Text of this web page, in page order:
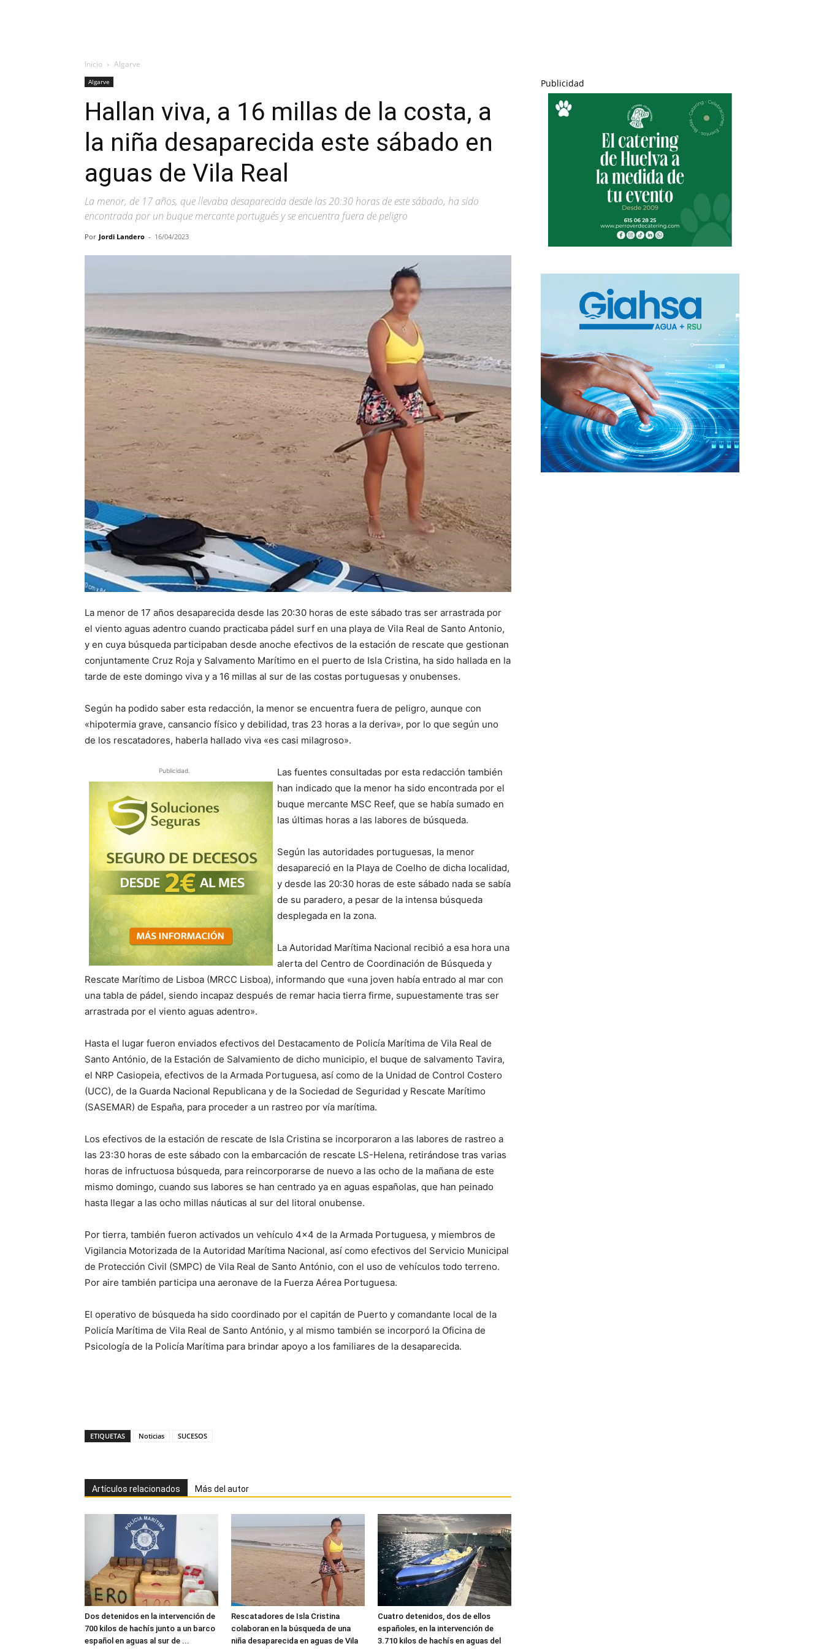
Inicio Algarve
Algarve
Hallan viva, a 16 millas de la costa, a
la niña desaparecida este sábado en
aguas de Vila Real
La menor, de 17 años, que llevaba desaparecida desde las 20:30 horas de este sábado, ha sido
encontrada por un buque mercante portugués y se encuentra fuera de peligro
Por Jordi Landero - 16/04/2023
La menor de 17 años desaparecida desde las 20:30 horas de este sábado tras ser arrastrada por
el viento aguas adentro cuando practicaba pádel surf en una playa de Vila Real de Santo Antonio,
y en cuya búsqueda participaban desde anoche efectivos de la estación de rescate que gestionan
conjuntamente Cruz Roja y Salvamento Marítimo en el puerto de Isla Cristina, ha sido hallada en la
tarde de este domingo viva y a 16 millas al sur de las costas portuguesas y onubenses.
Según ha podido saber esta redacción, la menor se encuentra fuera de peligro, aunque con
«hipotermia grave, cansancio físico y debilidad, tras 23 horas a la deriva», por lo que según uno
de los rescatadores, haberla hallado viva «es casi milagroso».
Publicidad.
Las fuentes consultadas por esta redacción también
han indicado que la menor ha sido encontrada por el
buque mercante MSC Reef, que se había sumado en
las últimas horas a las labores de búsqueda.
Según las autoridades portuguesas, la menor
desapareció en la Playa de Coelho de dicha localidad,
y desde las 20:30 horas de este sábado nada se sabía
de su paradero, a pesar de la intensa búsqueda
desplegada en la zona.
La Autoridad Marítima Nacional recibió a esa hora una
alerta del Centro de Coordinación de Búsqueda y
Rescate Marítimo de Lisboa (MRCC Lisboa), informando que «una joven había entrado al mar con
una tabla de pádel, siendo incapaz después de remar hacia tierra firme, supuestamente tras ser
arrastrada por el viento aguas adentro».
Hasta el lugar fueron enviados efectivos del Destacamento de Policía Marítima de Vila Real de
Santo António, de la Estación de Salvamiento de dicho municipio, el buque de salvamento Tavira,
el NRP Casiopeia, efectivos de la Armada Portuguesa, así como de la Unidad de Control Costero
(UCC), de la Guarda Nacional Republicana y de la Sociedad de Seguridad y Rescate Marítimo
(SASEMAR) de España, para proceder a un rastreo por vía marítima.
Los efectivos de la estación de rescate de Isla Cristina se incorporaron a las labores de rastreo a
las 23:30 horas de este sábado con la embarcación de rescate LS-Helena, retirándose tras varias
horas de infructuosa búsqueda, para reincorporarse de nuevo a las ocho de la mañana de este
mismo domingo, cuando sus labores se han centrado ya en aguas españolas, que han peinado
hasta llegar a las ocho millas náuticas al sur del litoral onubense.
Por tierra, también fueron activados un vehículo 4×4 de la Armada Portuguesa, y miembros de
Vigilancia Motorizada de la Autoridad Marítima Nacional, así como efectivos del Servicio Municipal
de Protección Civil (SMPC) de Vila Real de Santo António, con el uso de vehículos todo terreno.
Por aire también participa una aeronave de la Fuerza Aérea Portuguesa.
El operativo de búsqueda ha sido coordinado por el capitán de Puerto y comandante local de la
Policía Marítima de Vila Real de Santo António, y al mismo también se incorporó la Oficina de
Psicología de la Policía Marítima para brindar apoyo a los familiares de la desaparecida.
ETIQUETAS Noticias SUCESOS
Artículos relacionados Más del autor
Dos detenidos en la intervención de
700 kilos de hachís junto a un barco
español en aguas al sur de ...
Rescatadores de Isla Cristina
colaboran en la búsqueda de una
niña desaparecida en aguas de Vila
Cuatro detenidos, dos de ellos
españoles, en la intervención de
3.710 kilos de hachís en aguas del
Publicidad